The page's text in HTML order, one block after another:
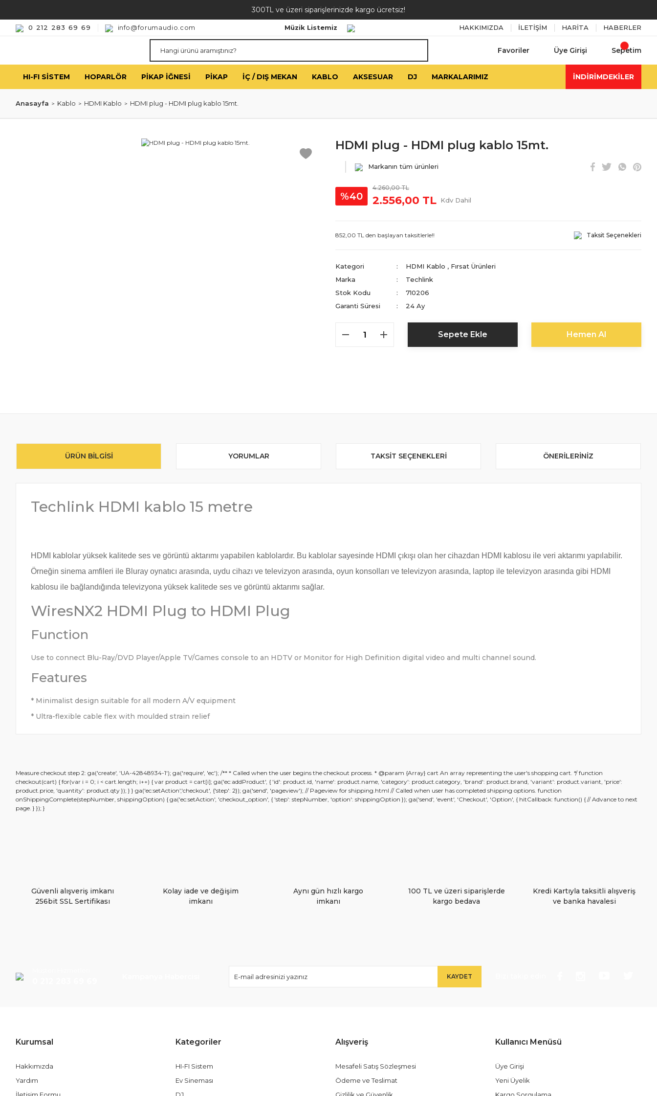
300TL ve üzeri siparişlerinizde kargo ücretsiz!
0 212 283 69 69 info@forumaudio.com Müzik Listemiz HAKKIMIZDA İLETİŞİM HARİTA HABERLER
Favoriler Üye Girişi Sepetim
HI-FI SISTEM HOPARLÖR PIKAP İĞNESI PIKAP İÇ / DIŞ MEKAN KABLO AKSESUAR DJ MARKALARIMIZ İNDİRİMDEKİLER
Anasayfa Kablo HDMI Kablo HDMI plug - HDMI plug kablo 15mt.
HDMI plug - HDMI plug kablo 15mt.
Markanın tüm ürünleri
%40
4.260,00 TL
2.556,00 TL Kdv Dahil
852,00 TL den başlayan taksitlerle!! Taksit Seçenekleri
Kategori HDMI Kablo , Fırsat Ürünleri
Marka
Techlink
Stok Kodu
710206
Garanti Süresi
24 Ay
Sepete Ekle Hemen Al
ÜRÜN BILGISI YORUMLAR TAKSIT SEÇENEKLERI ÖNERILERINIZ
Techlink HDMI kablo 15 metre
HDMI kablolar yüksek kalitede ses ve görüntü aktarımı yapabilen kablolardır. Bu kablolar sayesinde HDMI çıkışı olan her cihazdan HDMI kablosu ile veri aktarımı yapılabilir.
Örneğin sinema amfileri ile Bluray oynatıcı arasında, uydu cihazı ve televizyon arasında, oyun konsolları ve televizyon arasında, laptop ile televizyon arasında gibi HDMI
kablosu ile bağlandığında televizyona yüksek kalitede ses ve görüntü aktarımı sağlar.
WiresNX2 HDMI Plug to HDMI Plug
Function
Use to connect Blu-Ray/DVD Player/Apple TV/Games console to an HDTV or Monitor for High Definition digital video and multi channel sound.
Features
* Minimalist design suitable for all modern A/V equipment
* Ultra-flexible cable flex with moulded strain relief
Bu ürüne ilk yorumu siz yapın!
Görüş ve önerileriniz için teşekkür ederiz.
Ürün resmi kalitesiz, bozuk veya görüntülenemiyor.
Bu ürüne benzer farklı alternatifler olmalı.
Measure checkout step 2: ga('create', 'UA-42848934-1'); ga('require', 'ec'); /** * Called when the user begins the checkout process. * @param {Array} cart An array representing the user's shopping cart. */ function
checkout(cart) { for(var i = 0; i < cart.length; i++) { var product = cart[i]; ga('ec:addProduct', { 'id': product.id, 'name': product.name, 'category': product.category, 'brand': product.brand, 'variant': product.variant, 'price':
product.price, 'quantity': product.qty }); } } ga('ec:setAction','checkout', {'step': 2}); ga('send', 'pageview'); // Pageview for shipping.html // Called when user has completed shipping options. function
onShippingComplete(stepNumber, shippingOption) { ga('ec:setAction', 'checkout_option', { 'step': stepNumber, 'option': shippingOption }); ga('send', 'event', 'Checkout', 'Option', { hitCallback: function() { // Advance to next
page. } }); }
Güvenli alışveriş imkanı
256bit SSL Sertifikası
Kolay iade ve değişim
imkanı
Aynı gün hızlı kargo
imkanı
100 TL ve üzeri siparişlerde
kargo bedava
Kredi Kartıyla taksitli alışveriş
ve banka havalesi
KAYDET
Kurumsal
Hakkımızda
Yardım
Kategoriler
HI-FI Sistem
Ev Sineması
Alışveriş
Mesafeli Satış Sözleşmesi
Ödeme ve Teslimat
Kullanıcı Menüsü
Üye Girişi
Yeni Üyelik